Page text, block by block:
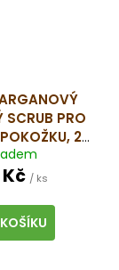
SCRUB PRO
25
ML
Kč / ks